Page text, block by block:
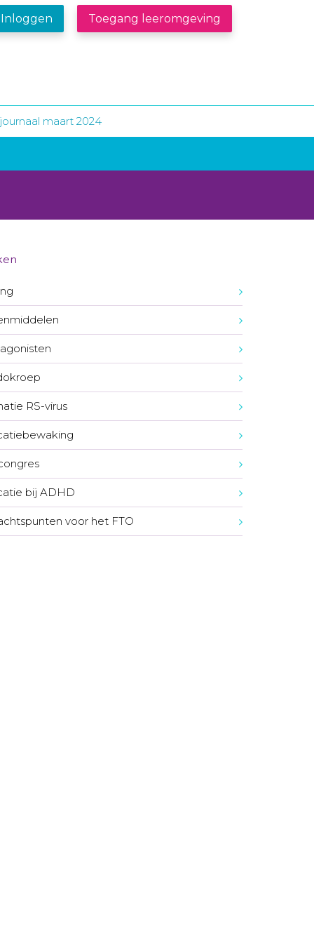
Inloggen Toegang leeromgeving
maart 2024
RS-virus
bij ADHD
voor het FTO